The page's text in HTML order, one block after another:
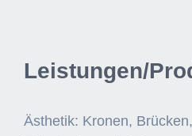
Leistungen/
Ästhetik: Kronen,